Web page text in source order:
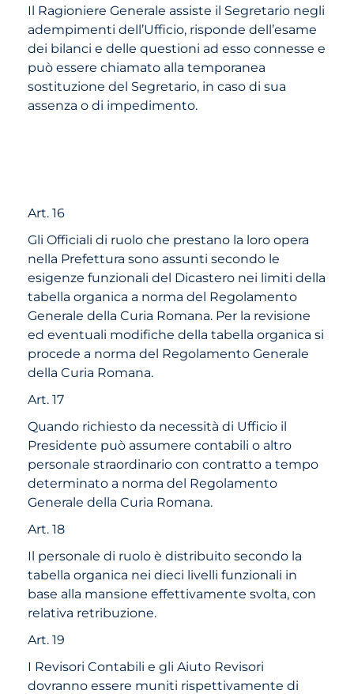
Il Ragioniere Generale assiste il Segretario negli
adempimenti dell’Ufficio, risponde dell’esame
dei bilanci e delle questioni ad esso connesse e
può essere chiamato alla temporanea
sostituzione del Segretario, in caso di sua
assenza o di impedimento.
Art. 16
Gli Officiali di ruolo che prestano la loro opera
nella Prefettura sono assunti secondo le
esigenze funzionali del Dicastero nei limiti della
tabella organica a norma del Regolamento
Generale della Curia Romana. Per la revisione
ed eventuali modifiche della tabella organica si
procede a norma del Regolamento Generale
della Curia Romana.
Art. 17
Quando richiesto da necessità di Ufficio il
Presidente può assumere contabili o altro
personale straordinario con contratto a tempo
determinato a norma del Regolamento
Generale della Curia Romana.
Art. 18
Il personale di ruolo è distribuito secondo la
tabella organica nei dieci livelli funzionali in
base alla mansione effettivamente svolta, con
relativa retribuzione.
Art. 19
I Revisori Contabili e gli Aiuto Revisori
dovranno essere muniti rispettivamente di